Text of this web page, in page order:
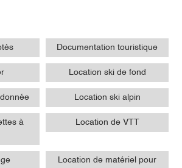
Documentation touristique
Location ski de fond
Location ski alpin
à
Location de VTT
Location de matériel pour